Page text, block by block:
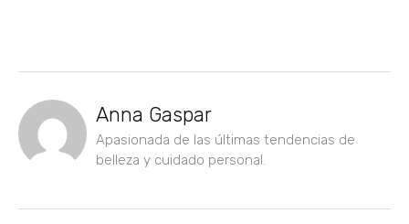
Anna Gaspar
Apasionada de las últimas tendencias de
belleza y cuidado personal.